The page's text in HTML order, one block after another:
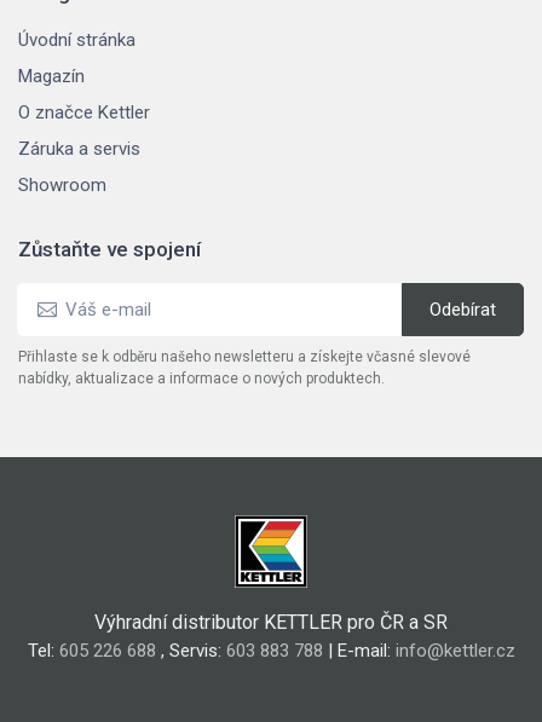
Úvodní stránka
Magazín
O značce Kettler
Záruka a servis
Showroom
Zůstaňte ve spojení
Přihlaste se k odběru našeho newsletteru a získejte včasné slevové
nabídky, aktualizace a informace o nových produktech.
Výhradní distributor KETTLER pro ČR a SR
Tel: 605 226 688 , Servis: 603 883 788 | E-mail: info@kettler.cz